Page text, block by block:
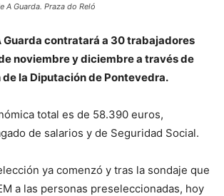
A Guarda. Praza do Reló
Guarda contratará a 30 trabajadores
noviembre y diciembre a través de
la Diputación de Pontevedra.
total es de 58.390 euros,
de salarios y de Seguridad Social.
ya comenzó y tras la sondaje que
a las personas preseleccionadas, hoy